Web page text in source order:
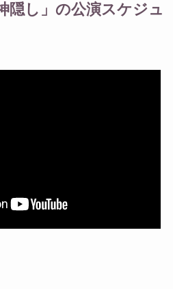
隠し」の公演スケジュ